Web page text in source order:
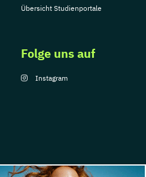
Medizintechnik
Ökonom/in
Übersicht Studienportale
Folge uns auf
Instagram